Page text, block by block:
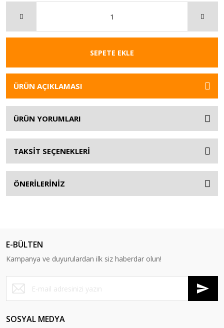
SEPETE EKLE
ÜRÜN AÇIKLAMASI
ÜRÜN YORUMLARI
TAKSİT SEÇENEKLERİ
ÖNERİLERİNİZ
E-BÜLTEN
Kampanya ve duyurulardan ilk siz haberdar olun!
SOSYAL MEDYA